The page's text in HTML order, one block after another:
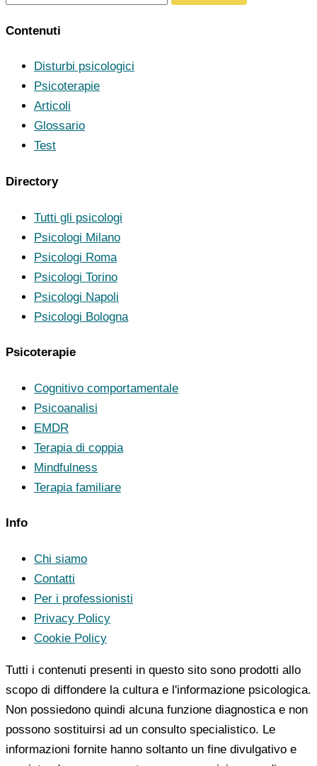
Contenuti
Disturbi psicologici
Psicoterapie
Articoli
Glossario
Test
Directory
Tutti gli psicologi
Psicologi Milano
Psicologi Roma
Psicologi Torino
Psicologi Napoli
Psicologi Bologna
Psicoterapie
Cognitivo comportamentale
Psicoanalisi
EMDR
Terapia di coppia
Mindfulness
Terapia familiare
Info
Chi siamo
Contatti
Per i professionisti
Privacy Policy
Cookie Policy
Tutti i contenuti presenti in questo sito sono prodotti allo
scopo di diffondere la cultura e l'informazione psicologica.
Non possiedono quindi alcuna funzione diagnostica e non
possono sostituirsi ad un consulto specialistico. Le
informazioni fornite hanno soltanto un fine divulgativo e